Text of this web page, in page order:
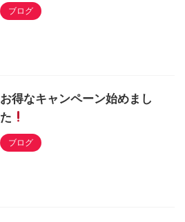
ブログ
お得なキャンペーン始めまし
た
ブログ